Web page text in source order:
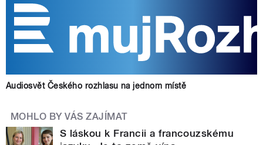
Audiosvět Českého rozhlasu na jednom místě
MOHLO BY VÁS ZAJÍMAT
S láskou k Francii a francouzskému